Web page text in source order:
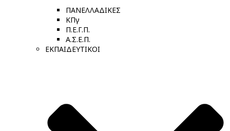
ΠΑΝΕΛΛΑΔΙΚΕΣ
ΚΠγ
Π.Ε.Γ.Π.
Α.Σ.Ε.Π.
ΕΚΠΑΙΔΕΥΤΙΚΟΙ